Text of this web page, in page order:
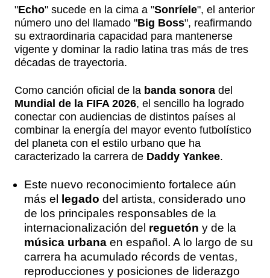
"Echo" sucede en la cima a "Sonríele", el anterior
número uno del llamado "Big Boss", reafirmando
su extraordinaria capacidad para mantenerse
vigente y dominar la radio latina tras más de tres
décadas de trayectoria.
Como canción oficial de la banda sonora del
Mundial de la FIFA 2026, el sencillo ha logrado
conectar con audiencias de distintos países al
combinar la energía del mayor evento futbolístico
del planeta con el estilo urbano que ha
caracterizado la carrera de Daddy Yankee.
Este nuevo reconocimiento fortalece aún
más el
legado del artista, considerado uno
de los principales responsables de la
internacionalización del reguetón y de la
música urbana en español. A lo largo de su
carrera ha acumulado récords de ventas,
reproducciones y posiciones de liderazgo